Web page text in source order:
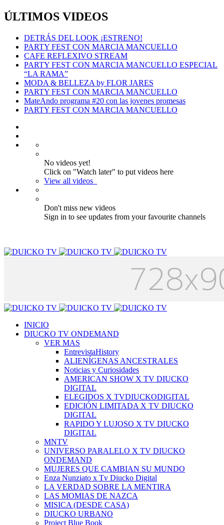
ÚLTIMOS VIDEOS
DETRÁS DEL LOOK ¡ESTRENO!
PARTY FEST CON MARCIA MANCUELLO
CAFE REFLEXIVO STREAM
PARTY FEST CON MARCIA MANCUELLO ESPECIAL
“LA RAMA”
MODA & BELLEZA by FLOR JARES
PARTY FEST CON MARCIA MANCUELLO
MateAndo programa #20 con las jovenes promesas
PARTY FEST CON MARCIA MANCUELLO
No videos yet!
Click on "Watch later" to put videos here
View all videos
Don't miss new videos
Sign in to see updates from your favourite channels
INICIO
DIUCKO TV ONDEMAND
VER MAS
EntrevistaHistory
ALIENÍGENAS ANCESTRALES
Noticias y Curiosidades
AMERICAN SHOW X TV DIUCKO
DIGITAL
ELEGIDOS X TVDIUCKODIGITAL
EDICIÓN LIMITADA X TV DIUCKO
DIGITAL
RAPIDO Y LUJOSO X TV DIUCKO
DIGITAL
MNTV
UNIVERSO PARALELO X TV DIUCKO
ONDEMAND
MUJERES QUE CAMBIAN SU MUNDO
Enza Nunziato x Tv Diucko Digital
LA VERDAD SOBRE LA MENTIRA
LAS MOMIAS DE NAZCA
MISICA (DESDE CASA)
DIUCKO URBANO
Project Blue Book